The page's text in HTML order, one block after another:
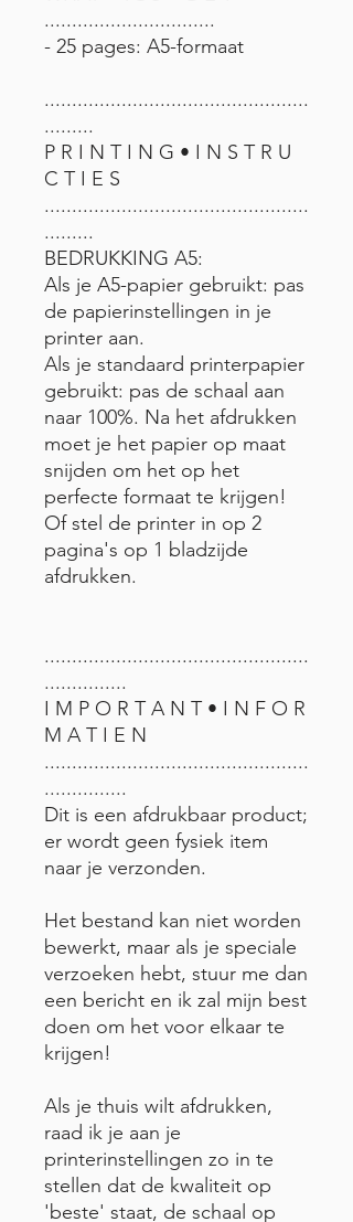
...............................
- 25 pages: A5-formaat
................................................
.........
P R I N T I N G • I N S T R U
C T I E S
................................................
.........
BEDRUKKING A5:
Als je A5-papier gebruikt: pas
de papierinstellingen in je
printer aan.
Als je standaard printerpapier
gebruikt: pas de schaal aan
naar 100%. Na het afdrukken
moet je het papier op maat
snijden om het op het
perfecte formaat te krijgen!
Of stel de printer in op 2
pagina's op 1 bladzijde
afdrukken.
................................................
...............
I M P O R T A N T • I N F O R
M A T I E N
................................................
...............
Dit is een afdrukbaar product;
er wordt geen fysiek item
naar je verzonden.
Het bestand kan niet worden
bewerkt, maar als je speciale
verzoeken hebt, stuur me dan
een bericht en ik zal mijn best
doen om het voor elkaar te
krijgen!
Als je thuis wilt afdrukken,
raad ik je aan je
printerinstellingen zo in te
stellen dat de kwaliteit op
'beste' staat, de schaal op